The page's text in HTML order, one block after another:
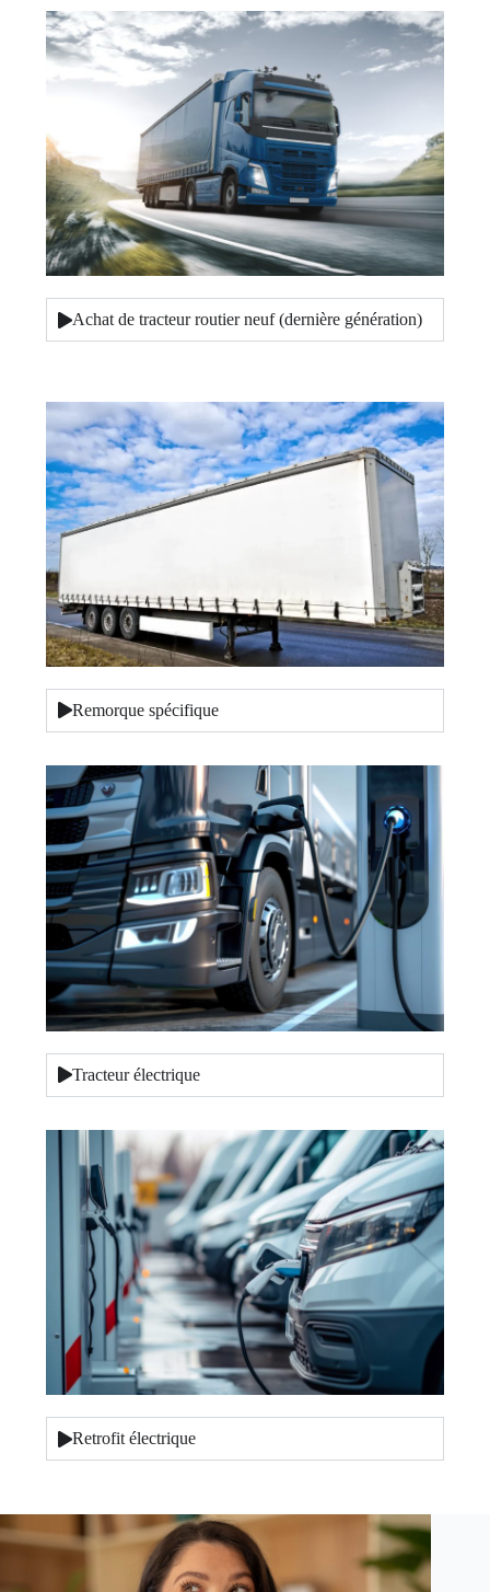
Achat de tracteur routier neuf (dernière génération)
Remorque spécifique
Tracteur électrique
Retrofit électrique